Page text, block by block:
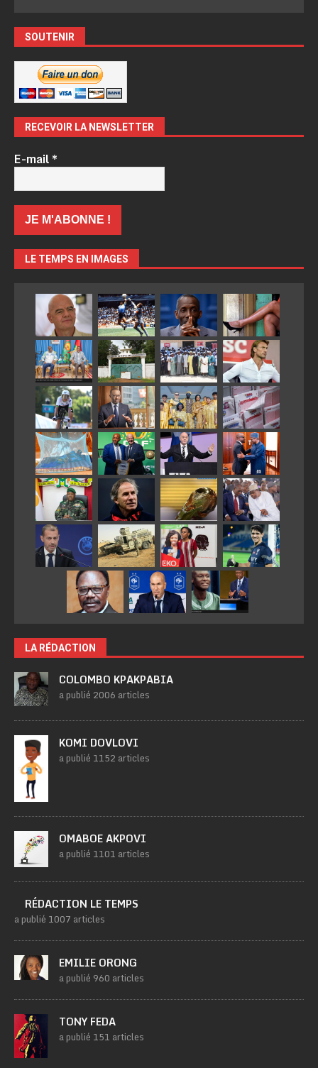
SOUTENIR
RECEVOIR LA NEWSLETTER
E-mail*
LE TEMPS EN IMAGES
LA RÉDACTION
COLOMBO KPAKPABIA
a publié 2006 articles
KOMI DOVLOVI
a publié 1152 articles
OMABOE AKPOVI
a publié 1101 articles
RÉDACTION LE TEMPS
a publié 1007 articles
EMILIE ORONG
a publié 960 articles
TONY FEDA
a publié 151 articles